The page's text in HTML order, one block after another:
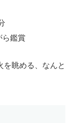
ら鑑賞
を眺める、なんと